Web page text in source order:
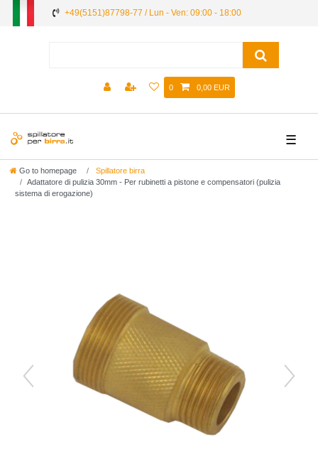
+49(5151)87798-77 / Lun - Ven: 09:00 - 18:00
0 0,00 EUR
☰
Go to homepage
Spillatore birra
Adattatore di pulizia 30mm - Per rubinetti a pistone e compensatori (pulizia
sistema di erogazione)